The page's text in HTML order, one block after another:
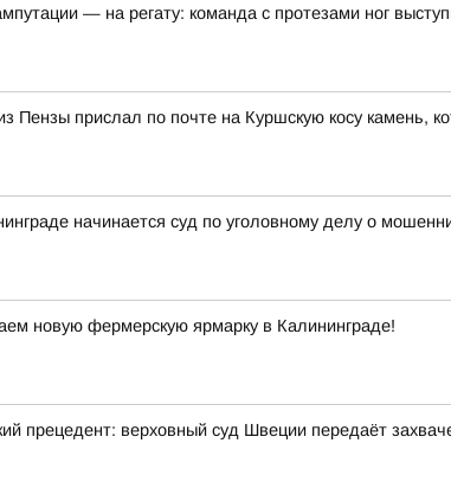
— на регату: команда с протезами ног
Пензы прислал по почте на Куршскую косу камень,
начинается суд по уголовному делу о
новую фермерскую ярмарку в Калининграде!
прецедент: верховный суд Швеции передаёт